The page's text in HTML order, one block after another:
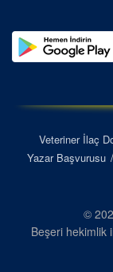
Veteriner İlaç
Yazar Başvurusu
©
Beşeri hekimlik